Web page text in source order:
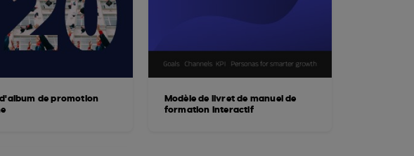
de promotion
Modèle de livret de manuel de
formation interactif